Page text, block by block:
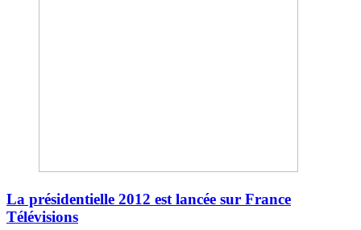
La présidentielle 2012 est lancée sur France
Télévisions